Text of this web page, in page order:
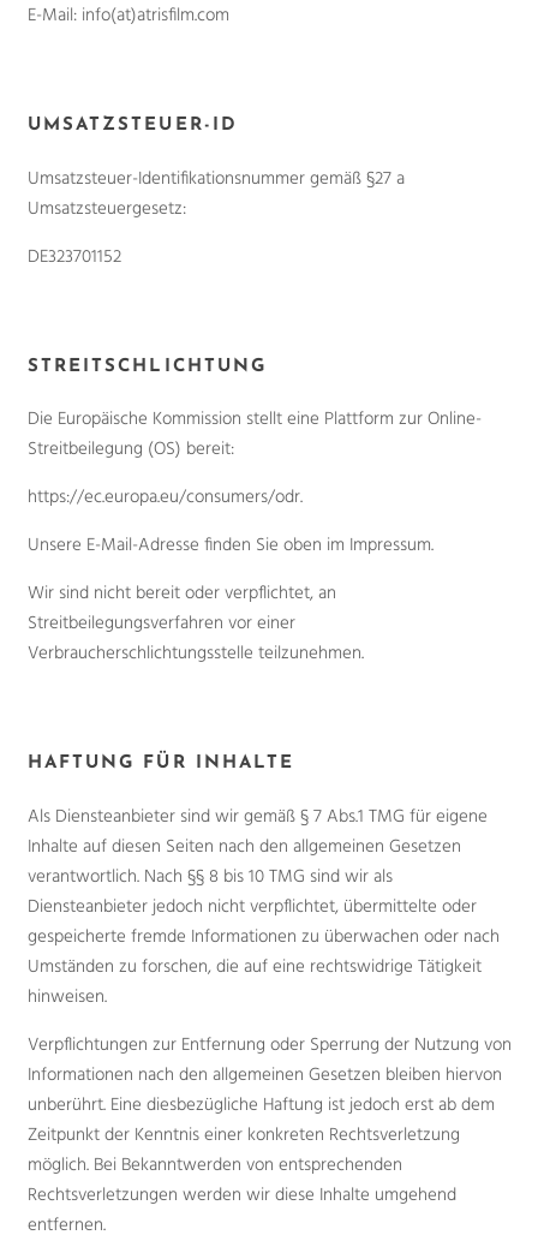
E-Mail: info(at)atrisfilm.com
UMSATZSTEUER-ID
Umsatzsteuer-Identifikationsnummer gemäß §27 a
Umsatzsteuergesetz:
DE323701152
STREITSCHLICHTUNG
Die Europäische Kommission stellt eine Plattform zur Online-
Streitbeilegung (OS) bereit:
https://ec.europa.eu/consumers/odr.
Unsere E-Mail-Adresse finden Sie oben im Impressum.
Wir sind nicht bereit oder verpflichtet, an
Streitbeilegungsverfahren vor einer
Verbraucherschlichtungsstelle teilzunehmen.
HAFTUNG FÜR INHALTE
Als Diensteanbieter sind wir gemäß § 7 Abs.1 TMG für eigene
Inhalte auf diesen Seiten nach den allgemeinen Gesetzen
verantwortlich. Nach §§ 8 bis 10 TMG sind wir als
Diensteanbieter jedoch nicht verpflichtet, übermittelte oder
gespeicherte fremde Informationen zu überwachen oder nach
Umständen zu forschen, die auf eine rechtswidrige Tätigkeit
hinweisen.
Verpflichtungen zur Entfernung oder Sperrung der Nutzung von
Informationen nach den allgemeinen Gesetzen bleiben hiervon
unberührt. Eine diesbezügliche Haftung ist jedoch erst ab dem
Zeitpunkt der Kenntnis einer konkreten Rechtsverletzung
möglich. Bei Bekanntwerden von entsprechenden
Rechtsverletzungen werden wir diese Inhalte umgehend
entfernen.